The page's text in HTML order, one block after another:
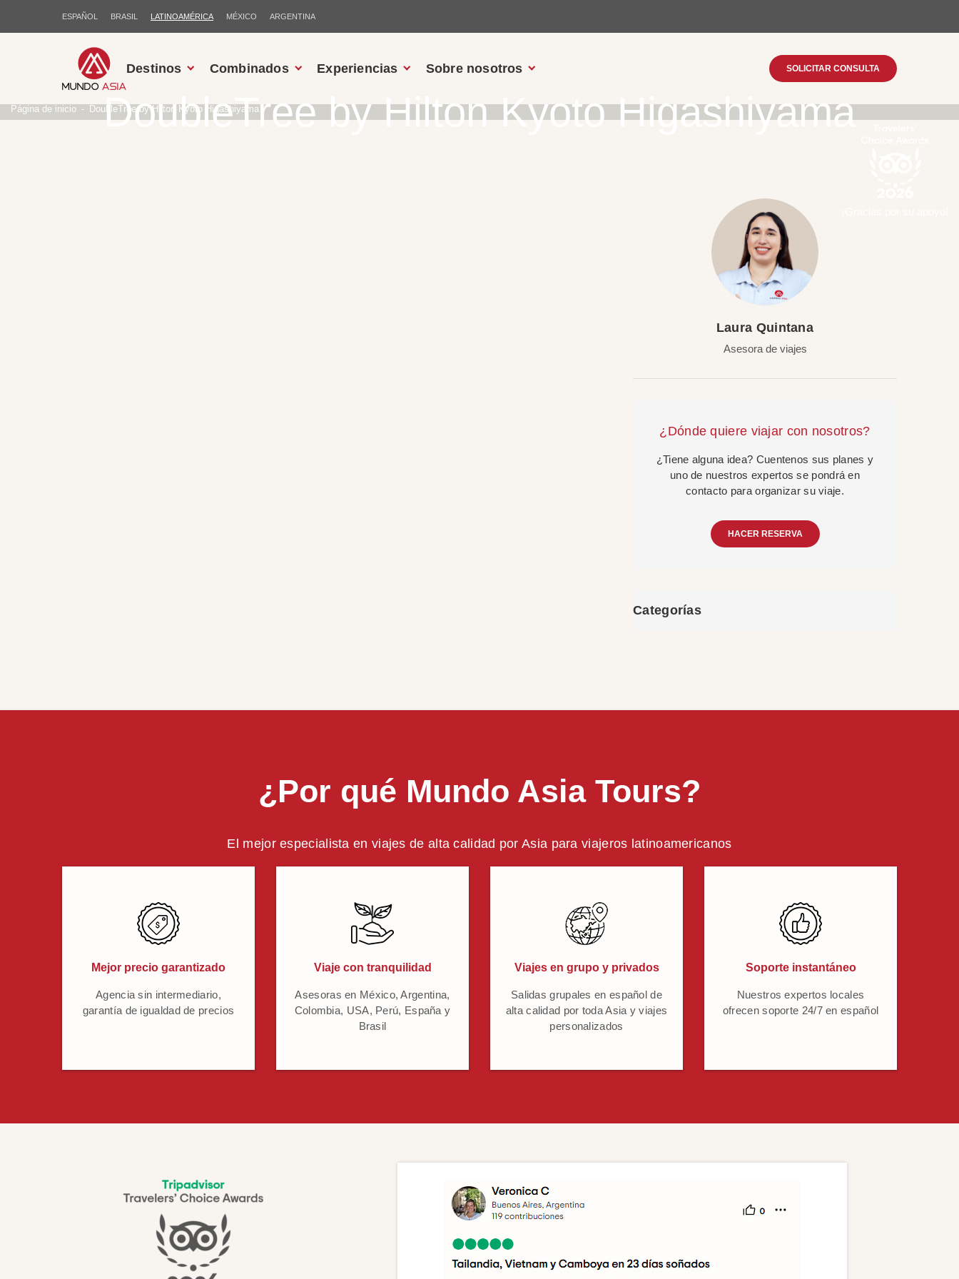
ESPAÑOL BRASIL LATINOAMÉRICA MÉXICO ARGENTINA
Destinos Combinados Experiencias Sobre nosotros SOLICITAR CONSULTA
DoubleTree by Hilton Kyoto Higashiyama
Página de inicio DoubleTree by Hilton Kyoto Higashiyama
Laura Quintana
Asesora de viajes
¿Dónde quiere viajar con nosotros?
¿Tiene alguna idea? Cuentenos sus planes y
uno de nuestros expertos se pondrá en
contacto para organizar su viaje.
HACER RESERVA
Categorías
¿Por qué Mundo Asia Tours?
El mejor especialista en viajes de alta calidad por Asia para viajeros latinoamericanos
Mejor precio garantizado
Agencia sin intermediario,
garantía de igualdad de precios
Viaje con tranquilidad
Asesoras en México, Argentina,
Colombia, USA, Perú, España y
Brasil
Viajes en grupo y privados
Salidas grupales en español de
alta calidad por toda Asia y viajes
personalizados
Soporte instantáneo
Nuestros expertos locales
ofrecen soporte 24/7 en español